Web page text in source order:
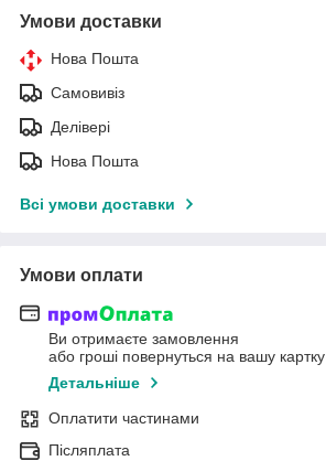
Умови доставки
Нова Пошта
Самовивіз
Делівері
Нова Пошта
Всі умови доставки
Умови оплати
Ви отримаєте замовлення
або гроші повернуться на вашу картку
Детальніше
Оплатити частинами
Післяплата